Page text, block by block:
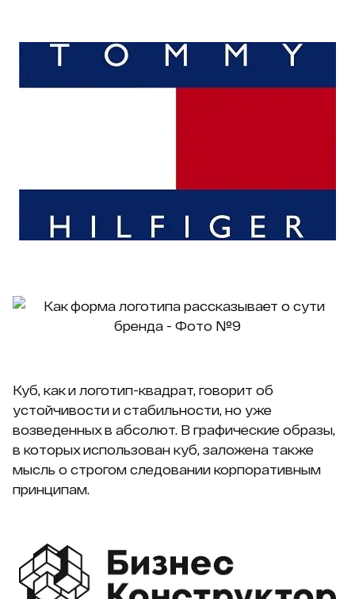
Куб, как и логотип-квадрат, говорит об
устойчивости и стабильности, но уже
возведенных в абсолют. В графические образы,
в которых использован куб, заложена также
мысль о строгом следовании корпоративным
принципам.